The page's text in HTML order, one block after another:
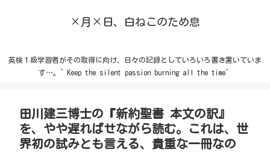
×月×日、白ねこのため息
英検１級学習者がその取得に向け、日々の記録としていろいろ書き置いていま
す…。”Keep the silent passion burning all the time”
田川建三博士の『新約聖書 本文の訳』
を、やや遅ればせながら読む。これは、世
界初の試みとも言える、貴重な一冊なの